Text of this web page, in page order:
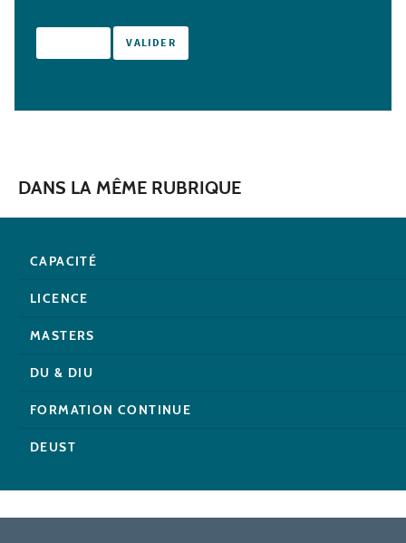
DANS LA MÊME RUBRIQUE
CAPACITÉ
LICENCE
MASTERS
DU & DIU
FORMATION CONTINUE
DEUST